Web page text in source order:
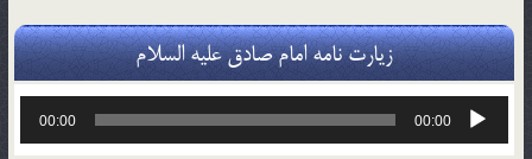
زیارت نامه امام صادق علیه السلام
پخش‌کننده
00:00
00:00